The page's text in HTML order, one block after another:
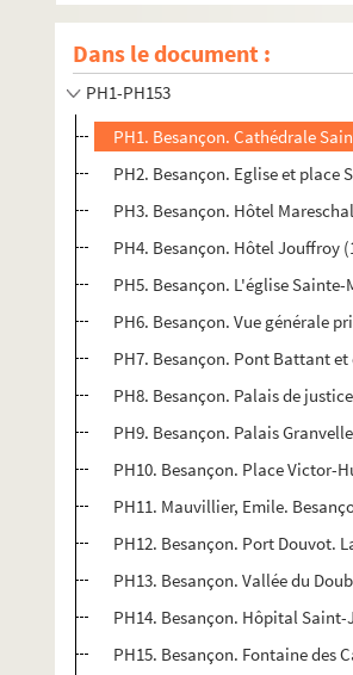
Dans le document :
PH1-PH153
PH1. Besançon. Cathédrale
PH2. Besançon. Eglise et place
PH3. Besançon. Hôtel
PH4. Besançon. Hôtel Jouffroy
PH5. Besançon. L'église
PH6. Besançon. Vue générale
PH7. Besançon. Pont Battant et
PH8. Besançon. Palais de justice
PH9. Besançon. Palais
PH10. Besançon. Place Victor-
PH11. Mauvillier, Emile.
PH12. Besançon. Port Douvot.
PH13. Besançon. Vallée du
PH14. Besançon. Hôpital Saint-
PH15. Besançon. Fontaine des